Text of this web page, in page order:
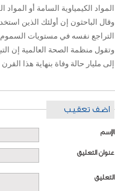
المواد الكيمياوية السامة أو
وقال الباحثون إن أولئك الذين
التراجع نفسه في مستويات
وتقول منظمة الصحة العالمية إن
إلى مليار حالة وفاة بنهاية هذا القرن
اضف تعقيب
الإسم
عنوان التعليق
التعليق